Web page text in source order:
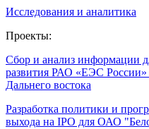
Исследования и аналитика
Проекты:
Сбор и анализ информации
развития РАО «ЕЭС
Дальнего востока
Разработка политики и
выхода на IPO для ОАО